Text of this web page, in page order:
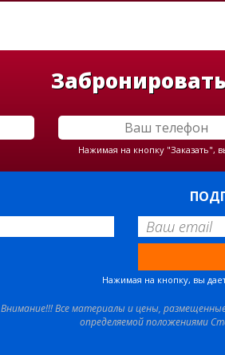
Нажимая на кнопку "Заказать",
Нажимая на кнопку, вы
Внимание!!! Все материалы и цены,
определяемой положениями